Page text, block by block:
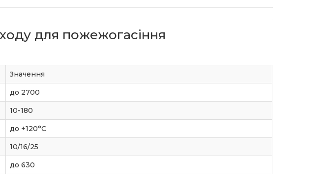
для пожежогасіння
Значення
до 2700
10-180
до +120°С
10/16/25
до 630